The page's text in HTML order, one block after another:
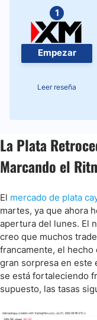
1
Empezar
Leer reseña
La Plata
Marcando el
El mercado de plata
martes, ya que ahora
apertura del lunes. El
creo que muchos
francamente, el hecho
gran sorpresa en este
se está fortaleciendo
supuesto, las tasas